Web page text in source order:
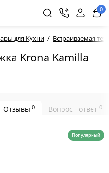
0
для Кухни Встраиваемая
Krona Kamilla
Отзывы 0 Вопрос - ответ 0
Популярный